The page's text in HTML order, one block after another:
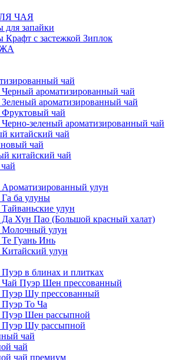
ЧАЯ
для запайки
Крафт с застежкой Зиплок
чай
Черный ароматизированный чай
Зеленый ароматизированный чай
Фруктовый чай
Черно-зеленый ароматизированный чай
китайский чай
чай
китайский чай
Ароматизированный улун
Га ба улуны
Тайваньские улун
Да Хун Пао (Большой красный халат)
Молочный улун
Те Гуань Инь
Китайский улун
Пуэр в блинах и плитках
Чай Пуэр Шен прессованный
Пуэр Шу прессованный
Пуэр То Ча
Пуэр Шен рассыпной
Пуэр Шу рассыпной
чай
чай
чай премиум